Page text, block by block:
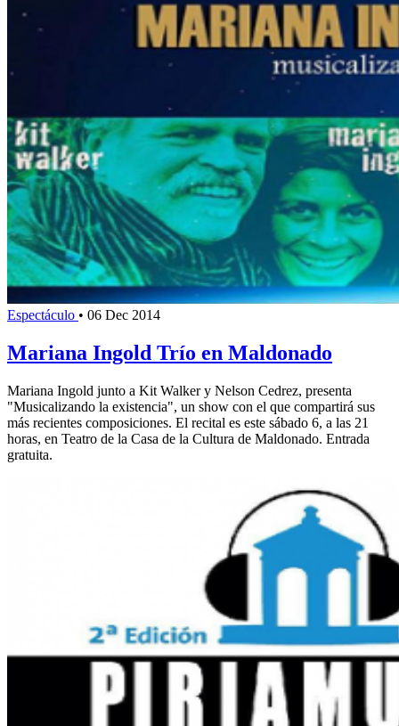
Espectáculo • 06 Dec 2014
Mariana Ingold Trío en Maldonado
Mariana Ingold junto a Kit Walker y Nelson Cedrez, presenta
"Musicalizando la existencia", un show con el que compartirá sus
más recientes composiciones. El recital es este sábado 6, a las 21
horas, en Teatro de la Casa de la Cultura de Maldonado. Entrada
gratuita.